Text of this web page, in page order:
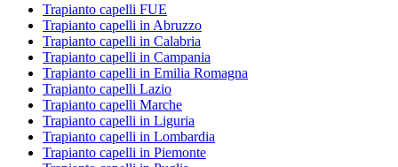
Trapianto capelli FUE
Trapianto capelli in Abruzzo
Trapianto capelli in Calabria
Trapianto capelli in Campania
Trapianto capelli in Emilia Romagna
Trapianto capelli Lazio
Trapianto capelli Marche
Trapianto capelli in Liguria
Trapianto capelli in Lombardia
Trapianto capelli in Piemonte